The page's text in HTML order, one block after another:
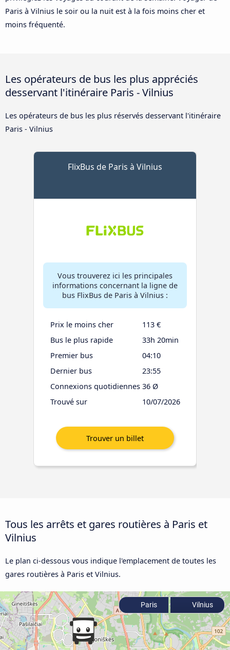
Paris à Vilnius le soir ou la nuit est à la fois moins cher et
moins fréquenté.
Les opérateurs de bus les plus appréciés
desservant l'itinéraire Paris - Vilnius
Les opérateurs de bus les plus réservés desservant l'itinéraire
Paris - Vilnius
FlixBus de Paris à Vilnius
Vous trouverez ici les principales
informations concernant la ligne de
bus FlixBus de Paris à Vilnius :
Prix le moins cher
113 €
Bus le plus rapide
33h 20min
Premier bus
04:10
Dernier bus
23:55
Connexions quotidiennes 36 Ø
Trouvé sur
10/07/2026
Tous les arrêts et gares routières à Paris et
Vilnius
Le plan ci-dessous vous indique l'emplacement de toutes les
gares routières à Paris et Vilnius.
Paris Vilnius